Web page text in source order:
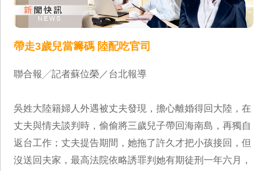
帶走3歲兒當籌碼 陸配吃官司
聯合報╱記者蘇位榮／台北報導
吳姓大陸籍婦人外遇被丈夫發現，擔心離婚得回大陸，在
丈夫與情夫談判時，偷偷將三歲兒子帶回海南島，再獨自
返台工作；丈夫提告期間，她拖了許久才把小孩接回，但
沒送回夫家，最高法院依略誘罪判她有期徒刑一年六月，